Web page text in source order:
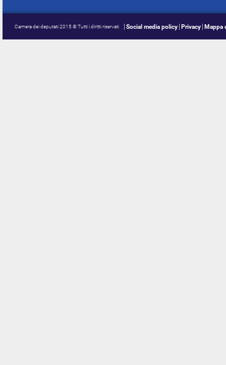
Camera dei deputati 2015 © Tutti i diritti riservati Social media policy Privacy Mappa